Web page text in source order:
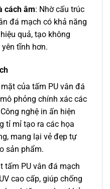
cách âm: Nhờ cấu trúc
đá mạch có khả năng
quả, tạo không
tĩnh hơn.
mặt của tấm PU vân đá
phỏng chính xác các
nghệ in ấn hiện
tỉ mỉ tạo ra các họa
mang lại vẻ đẹp tự
sản phẩm.
tấm PU vân đá mạch
cao cấp, giúp chống